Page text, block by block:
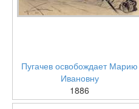
Пугачев освобождает Марию
Ивановну
1886